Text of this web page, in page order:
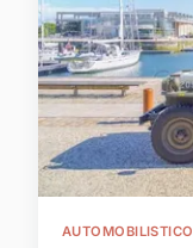
AUTOMOBILISTICO